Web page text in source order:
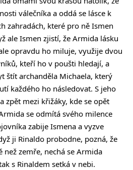
válečníka a oddá se lásce k
zahradách, které pro ně Ismen
ale Ismen zjistí, že Armida lásku
opravdu ho miluje, využije dvou
kteří ho v poušti hledají, a
štít archanděla Michaela, který
každého ho následovat. S jeho
zpět mezi křižáky, kde se opět
se odmítá svého milence
zabije Ismena a vyzve
ji Rinaldo probodne, pozná, že
než zemře, nechá se Armida
s Rinaldem setká v nebi.